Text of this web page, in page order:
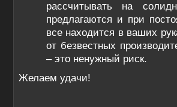
рассчитывать на
предлагаются и при
все находится в ваших
от безвестных
– это ненужный риск.
Желаем удачи!